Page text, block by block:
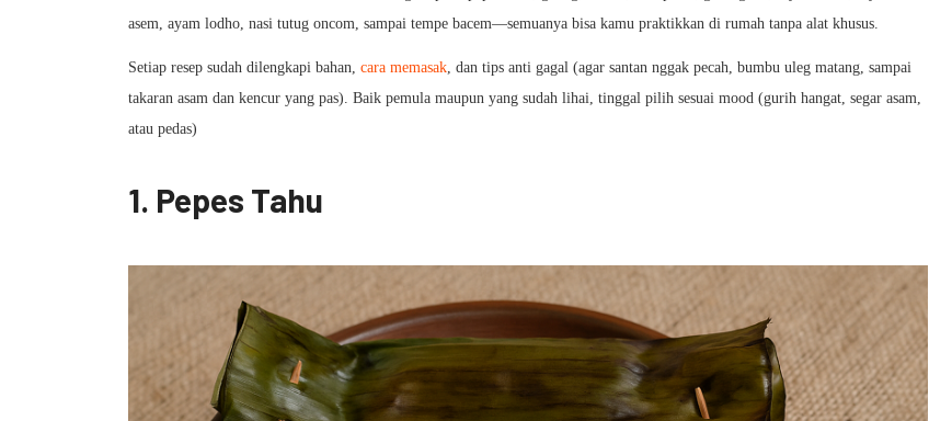
asem, ayam lodho, nasi tutug oncom, sampai tempe bacem—semuanya bisa kamu praktikkan di rumah tanpa alat khusus.
Setiap resep sudah dilengkapi bahan, cara memasak, dan tips anti gagal (agar santan nggak pecah, bumbu uleg matang, sampai
takaran asam dan kencur yang pas). Baik pemula maupun yang sudah lihai, tinggal pilih sesuai mood (gurih hangat, segar asam,
atau pedas)
1. Pepes Tahu